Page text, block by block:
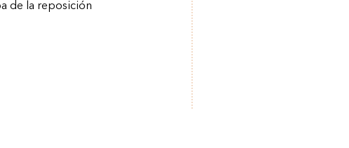
de la reposición